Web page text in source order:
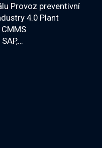
Provoz preventivní
4.0 Plant